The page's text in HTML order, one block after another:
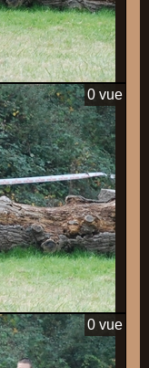
0 vue
0 vue